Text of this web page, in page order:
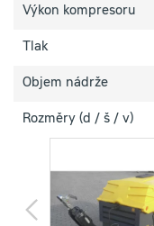
Výkon kompresoru
Tlak
Objem nádrže
Rozměry (d / š / v)